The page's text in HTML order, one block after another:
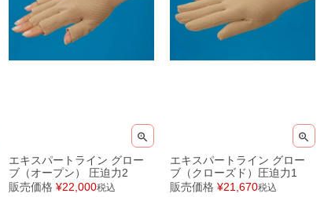
エキスパートライン グロー
ブ（オープン） 圧迫力2
販売価格 ¥22,000税込
エキスパートライン グロー
ブ（クローズド）圧迫力1
販売価格 ¥21,670税込